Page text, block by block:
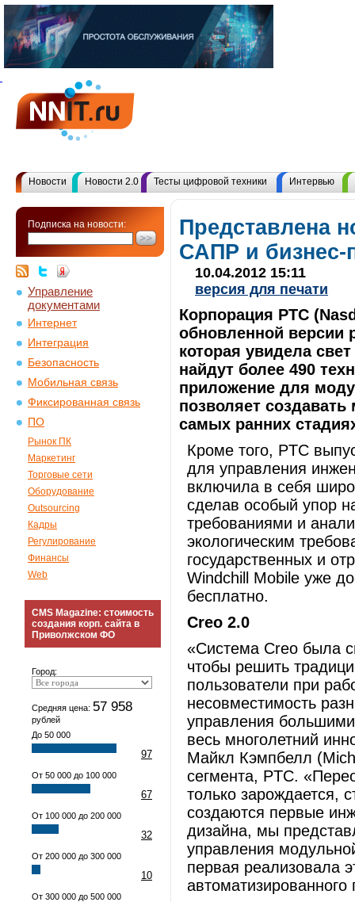
Новости Новости 2.0 Тесты цифровой техники Интервью
Подписка на новости:
Управление
документами
Интернет
Интеграция
Безопасность
Мобильная связь
Фиксированная связь
ПО
Рынок ПК
Маркетинг
Торговые сети
Оборудование
Outsourcing
Кадры
Регулирование
Финансы
Web
CMS Magazine: стоимость
создания корп. сайта в
Приволжском ФО
Город:
Средняя цена: 57 958
рублей
До 50 000
97
От 50 000 до 100 000
67
От 100 000 до 200 000
32
От 200 000 до 300 000
10
От 300 000 до 500 000
Представлена
САПР и
10.04.2012 15:11
версия для печати
Корпорация PTC
обновленной версии
которая увидела
найдут более 490
приложение для
позволяет
самых ранних
Кроме того, PTC
для управления
включила в себя
сделав особый упор
требованиями и
экологическим
государственных и
Windchill Mobile уже
бесплатно.
Creo 2.0
«Система Creo была
чтобы решить
пользователи при
несовместимость
управления
весь многолетний
Майкл Кэмпбелл
сегмента, PTC.
только зарождается,
создаются первые
дизайна, мы
управления
первая реализовала
автоматизированного